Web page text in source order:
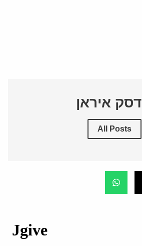
דסק איראן
All Posts